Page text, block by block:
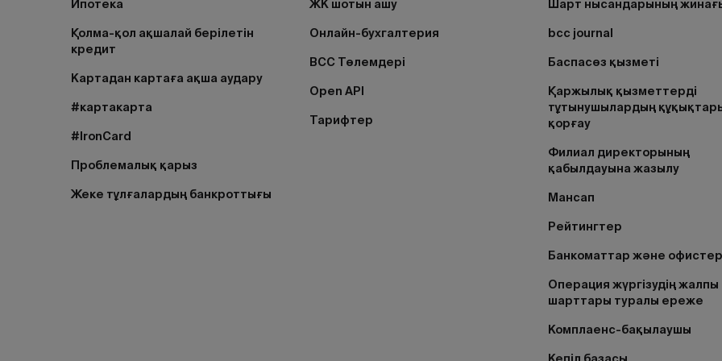
Ипотека
Қолма-қол ақшалай берілетін
кредит
Картадан картаға ақша аудару
#картакарта
#IronCard
Проблемалық қарыз
Жеке тұлғалардың банкроттығы
ЖК шотын ашу
Онлайн-бухгалтерия
BCC Төлемдері
Open API
Тарифтер
Шарт нысандарының
bcc journal
Баспасөз қызметі
Қаржылық қызметтерді
тұтынушылардың
қорғау
Филиал директорының
қабылдауына жазылу
Мансап
Рейтингтер
Банкоматтар және офистер
Операция жүргізудің жалпы
шарттары туралы ереже
Комплаенс-бақылаушы